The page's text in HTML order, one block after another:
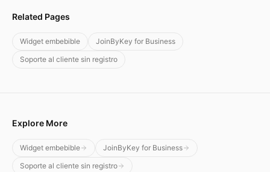
Related Pages
Widget embebible
JoinByKey for Business
Soporte al cliente sin registro
Explore More
Widget embebible
JoinByKey for Business
Soporte al cliente sin registro